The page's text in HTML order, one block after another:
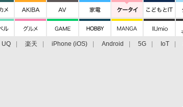
UQ 楽天 iPhone (iOS) Android 5G IoT